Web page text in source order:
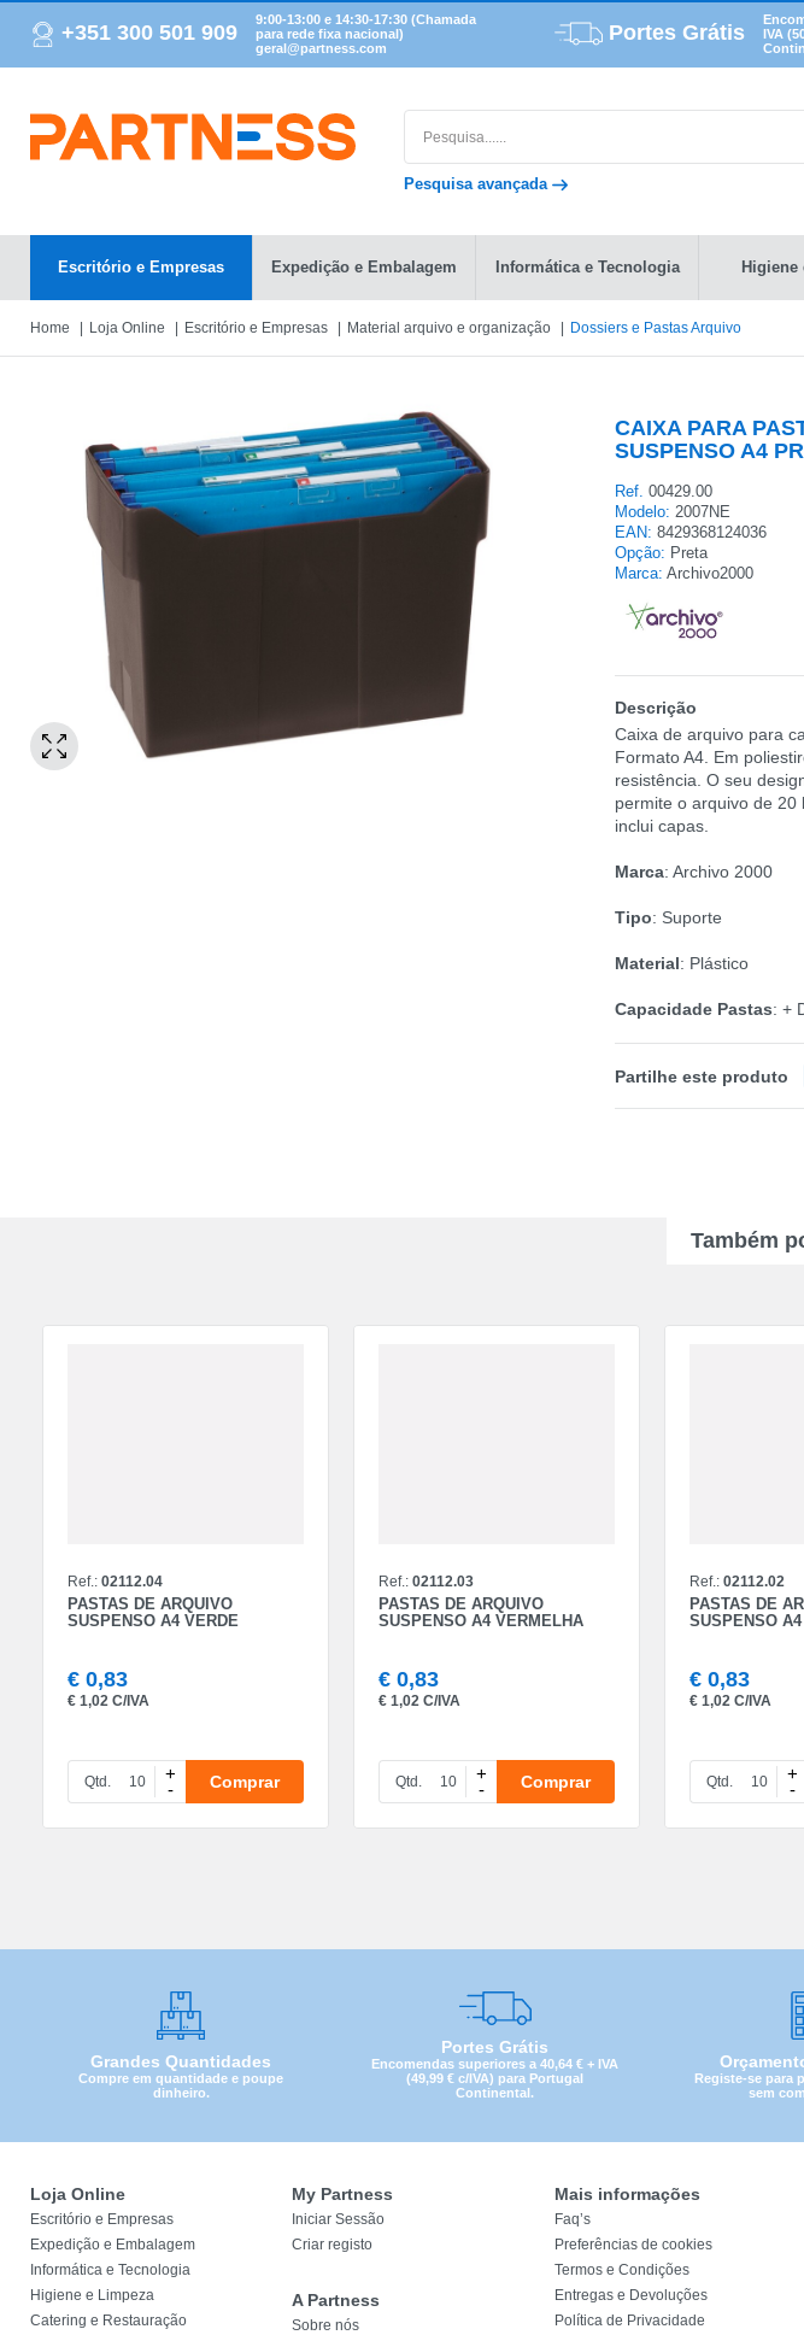
+351 300 501 909
9:00-13:00 e 14:30-17:30 (Chamada
para rede fixa nacional)
geral@partness.com
Portes Grátis
IVA
Pesquisa avançada
Escritório e Empresas Expedição e Embalagem Informática e Tecnologia Higiene
Home Loja Online Escritório e Empresas Material arquivo e organização Dossiers e Pastas Arquivo
CAIXA PARA
SUSPENSO A4
Ref. 00429.00
Modelo: 2007NE
EAN: 8429368124036
Opção: Preta
Marca: Archivo2000
Descrição
Caixa de arquivo para
Formato A4. Em
resistência. O seu
permite o arquivo de 20
inclui capas.
Marca: Archivo 2000
Tipo: Suporte
Material: Plástico
Capacidade Pastas: +
Partilhe este produto
Também
Ref.: 02112.04
PASTAS DE ARQUIVO
SUSPENSO A4 VERDE
€ 0,83
€ 1,02 C/IVA
Qtd. +
- Comprar
Ref.: 02112.03
PASTAS DE ARQUIVO
SUSPENSO A4 VERMELHA
€ 0,83
€ 1,02 C/IVA
Qtd. +
- Comprar
Ref.: 02112.02
PASTAS DE
SUSPENSO
€ 0,83
€ 1,02 C/IVA
Qtd. +
-
Grandes Quantidades
Compre em quantidade e poupe
dinheiro.
Portes Grátis
Encomendas superiores a 40,64 € + IVA
(49,99 € c/IVA) para Portugal
Continental.
Registe-se para
sem
Loja Online
Escritório e Empresas
Expedição e Embalagem
Informática e Tecnologia
Higiene e Limpeza
Catering e Restauração
My Partness
Iniciar Sessão
Criar registo
A Partness
Sobre nós
Mais informações
Faq’s
Preferências de cookies
Termos e Condições
Entregas e Devoluções
Política de Privacidade
REF